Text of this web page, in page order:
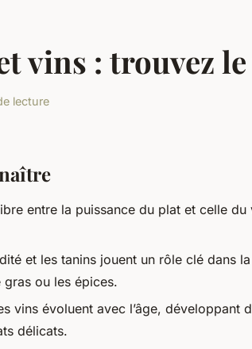
vins : trouvez
lecture
entre la puissance du plat et celle du
et les tanins jouent un rôle clé dans
ou les épices.
vins évoluent avec l’âge, développant
délicats.